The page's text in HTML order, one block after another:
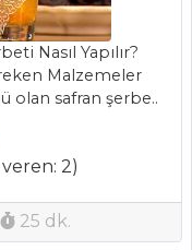
Nasıl Yapılır?
Malzemeler
olan safran şerbe..
2)
25 dk.